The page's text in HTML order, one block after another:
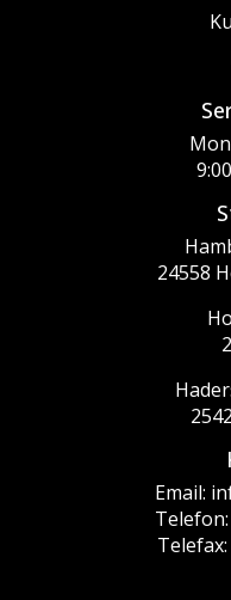
24558
Email: